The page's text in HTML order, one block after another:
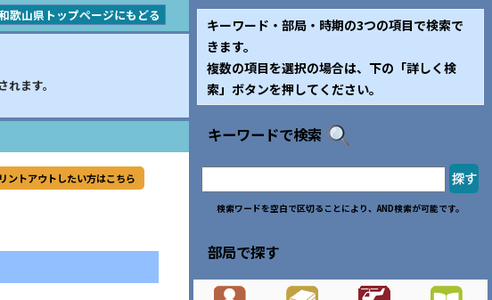
歌山県トップページにもどる
ます。
ントアウトしたい方はこちら
キーワード・部局・時期の3つの項目で検索で
きます。
複数の項目を選択の場合は、下の「詳しく検
索」ボタンを押してください。
キーワードで検索
検索ワードを空白で区切ることにより、AND検索が可能です。
部局で探す